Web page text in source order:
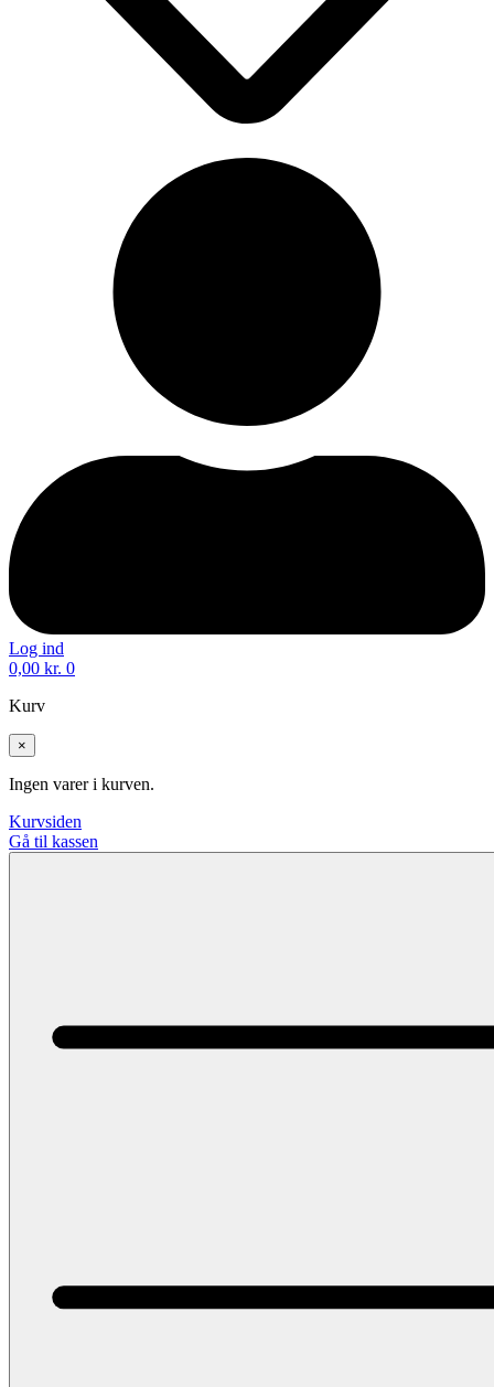
Log ind
0,00 kr. 0
Kurv
×
Ingen varer i kurven.
Kurvsiden
Gå til kassen